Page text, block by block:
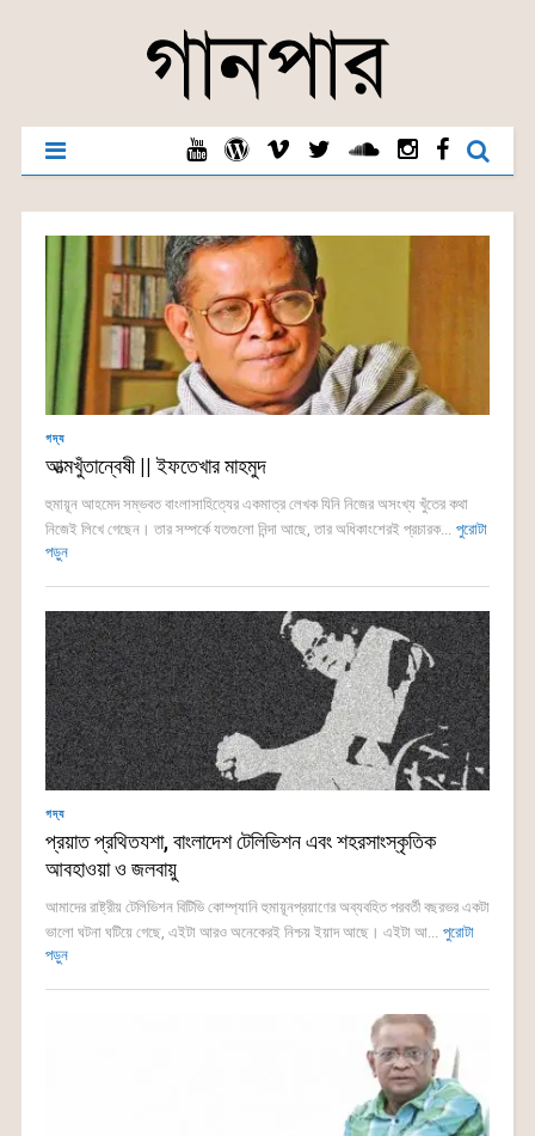
গদ্য
আত্মখুঁতান্বেষী || ইফতেখার মাহমুদ
হুমায়ূন আহমেদ সম্ভবত বাংলাসাহিত্যের একমাত্র লেখক যিনি নিজের অসংখ্য খুঁতের কথা
নিজেই লিখে গেছেন। তার সম্পর্কে যতগুলো নিন্দা আছে, তার অধিকাংশেরই প্রচারক... পুরোটা
পড়ুন
গদ্য
প্রয়াত প্রথিতযশা, বাংলাদেশ টেলিভিশন এবং শহরসাংস্কৃতিক
আবহাওয়া ও জলবায়ু
আমাদের রাষ্ট্রীয় টেলিভিশন বিটিভি কোম্প্যানি হুমায়ূনপ্রয়াণের অব্যবহিত পরবর্তী বছরভর একটা
ভালো ঘটনা ঘটিয়ে গেছে, এইটা আরও অনেকেরই নিশ্চয় ইয়াদ আছে। এইটা আ... পুরোটা
পড়ুন